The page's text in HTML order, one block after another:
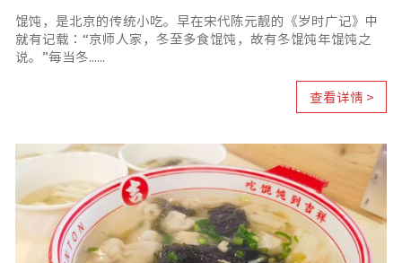
馄饨，是北京的传统小吃。早在宋代陈元靓的《岁时广记》中
就有记载：“京师人家，冬至多食馄饨，故有冬馄饨年馄饨之
说。”每当冬......
查看详情 >